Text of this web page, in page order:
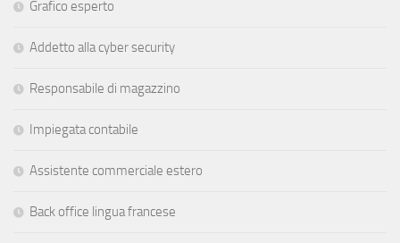
Grafico esperto
Addetto alla cyber security
Responsabile di magazzino
Impiegata contabile
Assistente commerciale estero
Back office lingua francese